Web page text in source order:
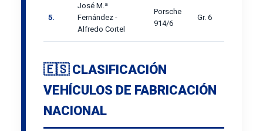
5.
José M.ª
Fernández -
Alfredo Cortel
Porsche
914/6
Gr. 6
🇪🇸 CLASIFICACIÓN
VEHÍCULOS DE FABRICACIÓN
NACIONAL